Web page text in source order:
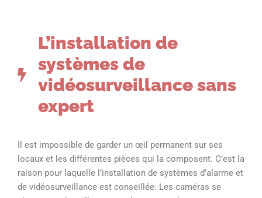
L’installation de
systèmes de
vidéosurveillance sans
expert
Il est impossible de garder un œil permanent sur ses
locaux et les différentes pièces qui la composent. C’est la
raison pour laquelle l’installation de systèmes d’alarme et
de vidéosurveillance est conseillée. Les caméras se